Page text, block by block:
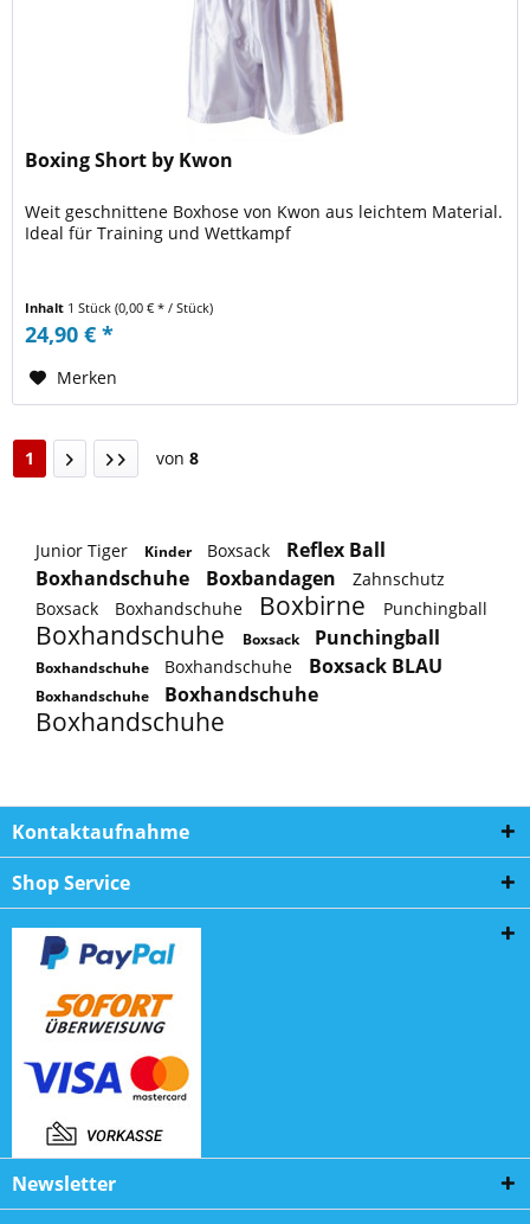
Boxing Short by Kwon
Weit geschnittene Boxhose von Kwon aus leichtem Material.
Ideal für Training und Wettkampf
Inhalt 1 Stück(0,00 € * / Stück)
24,90 € *
Merken
1 von 8
Junior Tiger Kinder Boxsack
Reflex Ball
Boxhandschuhe
Boxbandagen
Zahnschutz
Boxsack
Boxhandschuhe Boxbirne Punchingball
Boxhandschuhe Boxsack Punchingball
Boxhandschuhe Boxhandschuhe Boxsack BLAU
Boxhandschuhe Boxhandschuhe
Boxhandschuhe
Kontaktaufnahme
Shop Service
Newsletter